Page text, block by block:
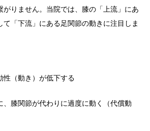
がりません。当院では、膝の 「上流」にあ
て 「下流」にある足関節の動きに注目しま
性（動き）が低下する
、膝関節が代わりに過度に動く
（代償動